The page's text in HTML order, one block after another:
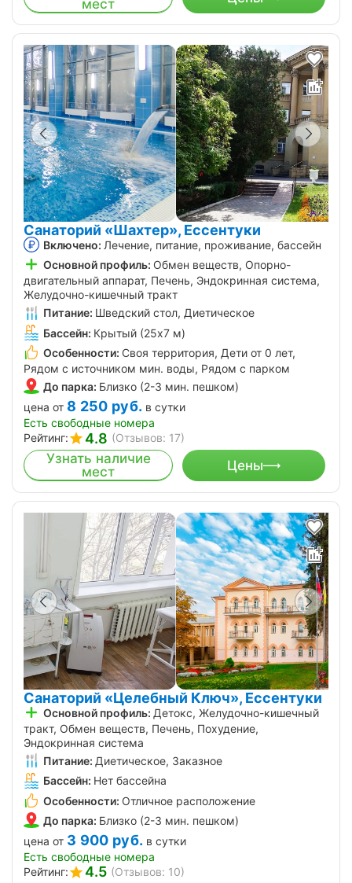
мест
Санаторий «Шахтер», Ессентуки
Включено: Лечение, питание, проживание, бассейн
Основной профиль: Обмен веществ, Опорно-
двигательный аппарат, Печень, Эндокринная система,
Желудочно-кишечный тракт
Питание: Шведский стол, Диетическое
Бассейн: Крытый (25х7 м)
Особенности: Своя территория, Дети от 0 лет,
Рядом с источником мин. воды, Рядом с парком
До парка: Близко (2-3 мин. пешком)
цена от 8 250 руб. в сутки
Есть свободные номера
Рейтинг:
4.8 (Отзывов: 17)
Узнать наличие
мест
Цены
Санаторий «Целебный Ключ», Ессентуки
Основной профиль: Детокс, Желудочно-кишечный
тракт, Обмен веществ, Печень, Похудение,
Эндокринная система
Питание: Диетическое, Заказное
Бассейн: Нет бассейна
Особенности: Отличное расположение
До парка: Близко (2-3 мин. пешком)
цена от 3 900 руб. в сутки
Есть свободные номера
Рейтинг:
4.5 (Отзывов: 10)